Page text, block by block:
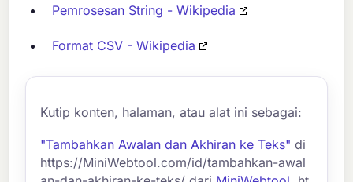
Pemrosesan String - Wikipedia
Format CSV - Wikipedia
Kutip konten, halaman, atau alat ini sebagai:
"Tambahkan Awalan dan Akhiran ke Teks" di
https://MiniWebtool.com/id/tambahkan-awal